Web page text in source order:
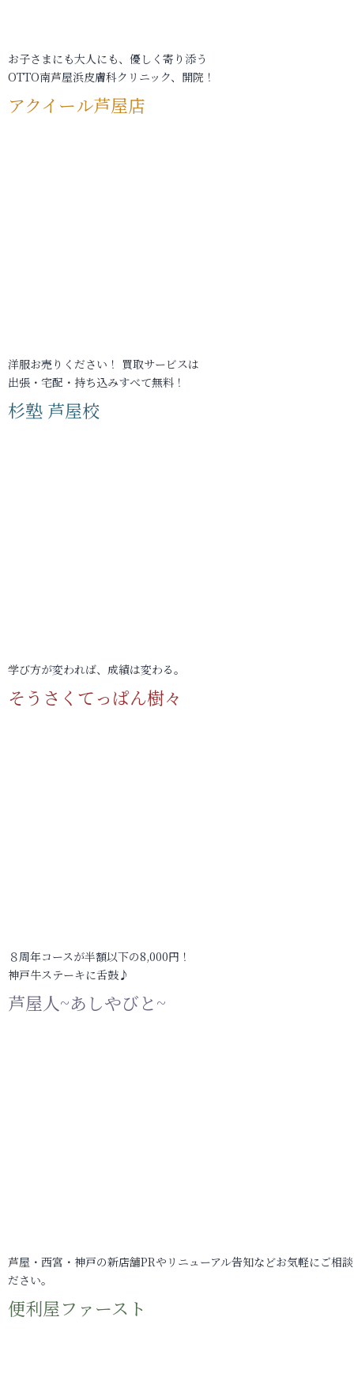
お子さまにも大人にも、優しく寄り添う
OTTO南芦屋浜皮膚科クリニック、開院！
アクイール芦屋店
洋服お売りください！ 買取サービスは
出張・宅配・持ち込みすべて無料！
杉塾 芦屋校
学び方が変われば、成績は変わる。
そうさくてっぱん樹々
８周年コースが半額以下の8,000円！
神戸牛ステーキに舌鼓♪
芦屋人~あしやびと~
芦屋・西宮・神戸の新店舗PRやリニューアル告知などお気軽にご相
ださい。
便利屋ファースト